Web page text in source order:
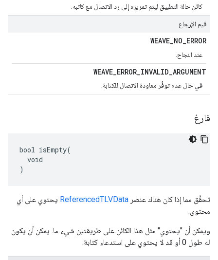
كائن حالة التطبيق ليتم تمريره إلى رد الاتصال مع كاتبه.
قيم الإرجاع
WEAVE_NO_ERROR
عند النجاح.
WEAVE_ERROR_INVALID_ARGUMENT
في حال عدم توفُّر معاودة الاتصال للكتابة.
فارغ
bool isEmpty(
  void
)
تحقَّق مما إذا كان هناك عنصر ReferencedTLVData يحتوي على أي
محتوى.
ويمكن أن "يحتوي" مثل هذا الكائن على طريقتين شيء ما. يمكن أن يكون
له طول 0 أو قد لا يحتوي على استدعاء كتابة.